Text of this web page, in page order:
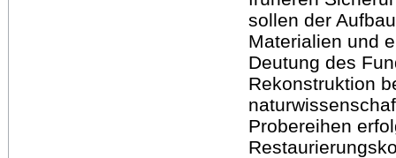
sollen der
Materialien und
Deutung des
Rekonstruktion
Probereihen